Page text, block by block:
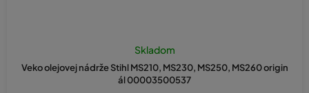
Veko olejovej nádrže Stihl MS210, MS230, MS250, MS260 origin
ál 00003500537
hodnotenie
je
5,0
Skladom